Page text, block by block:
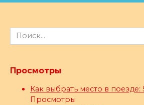
Search
for:
Просмотры
Как выбрать место в поезде:
Просмотры